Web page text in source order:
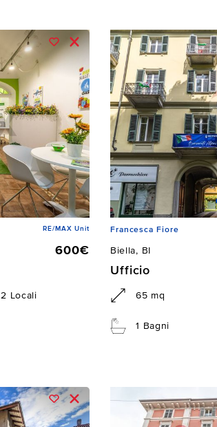
RE/MAX Unit
600€
2 Locali
Francesca Fiore
Biella, BI
Ufficio
65 mq
1 Bagni